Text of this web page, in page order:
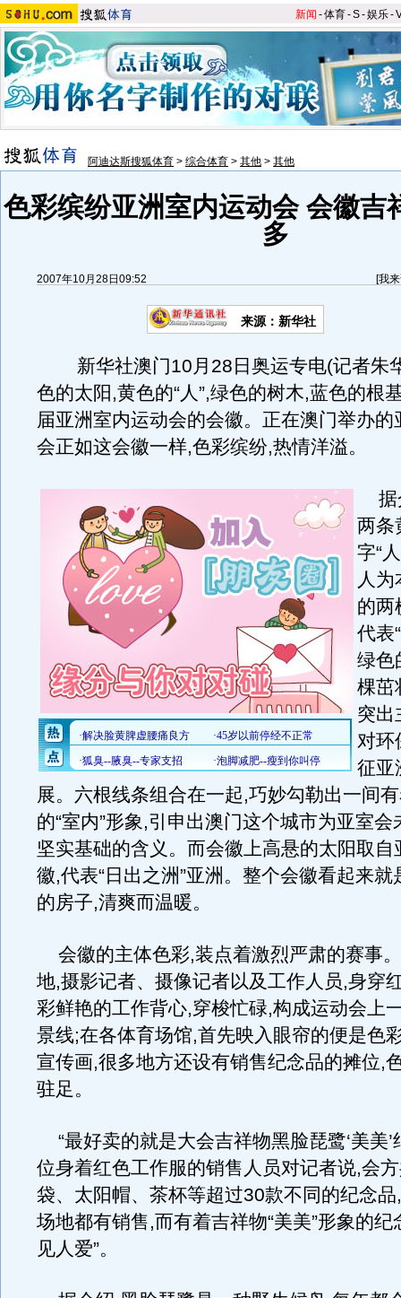
新闻 -体育-S-娱乐-
阿迪达斯搜狐体育 > 综合体育 > 其他 > 其他
色彩缤纷亚洲室内运动会 会徽吉
多
2007年10月28日09:52 [我
来源：新华社
新华社澳门10月28日奥运专电(记者朱
色的太阳,黄色的“人”,绿色的树木,蓝色的根
届亚洲室内运动会的会徽。正在澳门举办的
会正如这会徽一样,色彩缤纷,热情洋溢。
据
两条
字“
人
的两
代表
绿色
棵茁
突出
对环
征亚
展。六根线条组合在一起,巧妙勾勒出一间
的“室内”形象,引申出澳门这个城市为亚室
坚实基础的含义。而会徽上高悬的太阳取自
徽,代表“日出之洲”亚洲。整个会徽看起来
的房子,清爽而温暖。
会徽的主体色彩,装点着激烈严肃的赛事
地,摄影记者、摄像记者以及工作人员,身穿
彩鲜艳的工作背心,穿梭忙碌,构成运动会上
景线;在各体育场馆,首先映入眼帘的便是色
宣传画,很多地方还设有销售纪念品的摊位,
驻足。
“最好卖的就是大会吉祥物黑脸琵鹭‘美美’
位身着红色工作服的销售人员对记者说,会
袋、太阳帽、茶杯等超过30款不同的纪念
场地都有销售,而有着吉祥物“美美”形象的纪
见人爱”。